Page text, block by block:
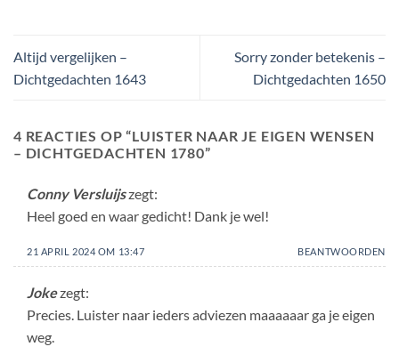
Altijd vergelijken –
Dichtgedachten 1643
Sorry zonder betekenis –
Dichtgedachten 1650
4 REACTIES OP “LUISTER NAAR JE EIGEN WENSEN
– DICHTGEDACHTEN 1780”
Conny Versluijszegt:
Heel goed en waar gedicht! Dank je wel!
21 APRIL 2024 OM 13:47 BEANTWOORDEN
Jokezegt:
Precies. Luister naar ieders adviezen maaaaaar ga je eigen
weg.